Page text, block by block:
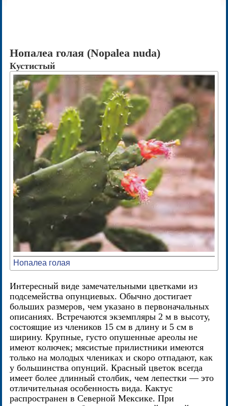
Нопалеа голая (Nopalea nuda)
Кустистый
Нопалеа голая
Интересный виде замечательными цветками из
подсемейства опунциевых. Обычно достигает
больших размеров, чем указано в первоначальных
описаниях. Встречаются экземпляры 2 м в высоту,
состоящие из члеников 15 см в длину и 5 см в
ширину. Крупные, густо опушенные ареолы не
имеют колючек; мясистые прилистники имеются
только на молодых члениках и скоро отпадают, как
у большинства опунций. Красный цветок всегда
имеет более длинный столбик, чем лепестки — это
отличительная особенность вида. Кактус
распространен в Северной Мексике. При